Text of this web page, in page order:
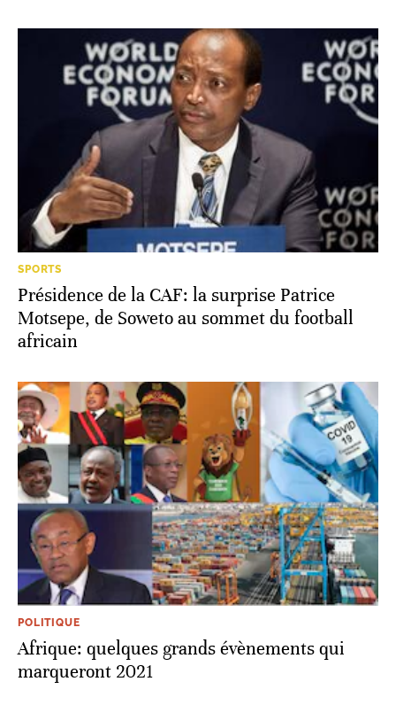
SPORTS
Présidence de la CAF: la surprise Patrice
Motsepe, de Soweto au sommet du football
africain
POLITIQUE
Afrique: quelques grands évènements qui
marqueront 2021